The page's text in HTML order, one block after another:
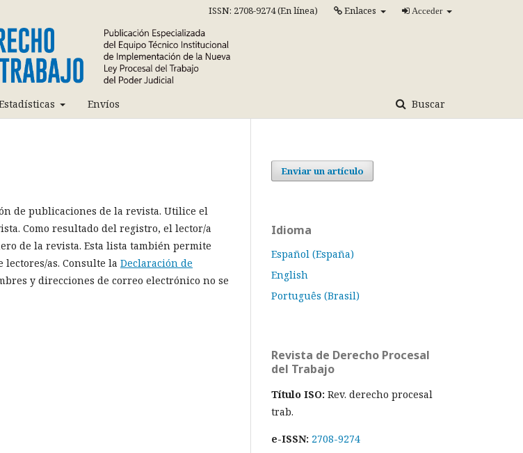
Envíos Buscar
ISSN: 2708-9274 (En línea) Enlaces Acceder
de publicaciones de la revista. Utilice el
Como resultado del registro, el lector/a
de la revista. Esta lista también permite
as. Consulte la Declaración de
y direcciones de correo electrónico no se
Enviar un artículo
Idioma
Español (España)
English
Português (Brasil)
Revista de Derecho Procesal
del Trabajo
Título ISO: Rev. derecho procesal
trab.
e-ISSN: 2708-9274